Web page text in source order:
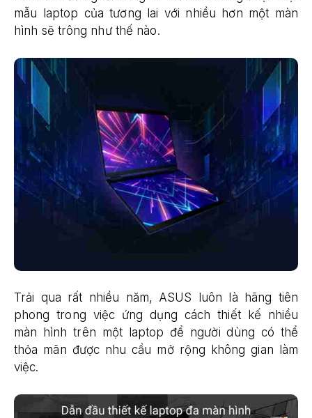
mẫu laptop của tương lai với nhiều hơn một màn
hình sẽ trông như thế nào.
Trải qua rất nhiều năm, ASUS luôn là hãng tiên
phong trong việc ứng dụng cách thiết kế nhiều
màn hình trên một laptop để người dùng có thể
thỏa mãn được nhu cầu mở rộng không gian làm
việc.